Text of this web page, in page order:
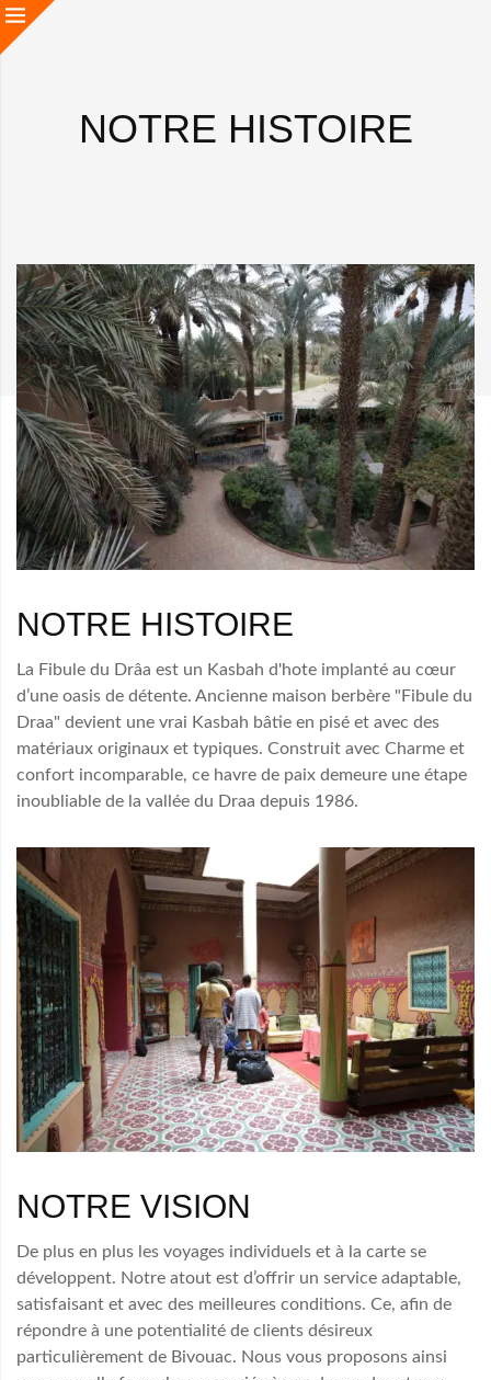
NOTRE HISTOIRE
NOTRE HISTOIRE
La Fibule du Drâa est un Kasbah d'hote implanté au cœur
d’une oasis de détente. Ancienne maison berbère "Fibule du
Draa" devient une vrai Kasbah bâtie en pisé et avec des
matériaux originaux et typiques. Construit avec Charme et
confort incomparable, ce havre de paix demeure une étape
inoubliable de la vallée du Draa depuis 1986.
NOTRE VISION
De plus en plus les voyages individuels et à la carte se
développent. Notre atout est d’offrir un service adaptable,
satisfaisant et avec des meilleures conditions. Ce, afin de
répondre à une potentialité de clients désireux
particulièrement de Bivouac. Nous vous proposons ainsi